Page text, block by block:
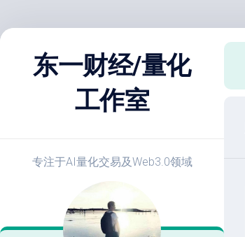
跳
东一财经/量化
工作室
专注于AI量化交易及Web3.0领域